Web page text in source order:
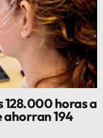
horas a
ahorran 194